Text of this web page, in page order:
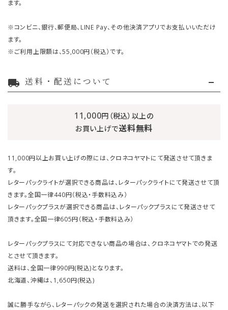
ます。
※コンビニ、銀行、郵便局、LINE Pay、その他決済アプリでお支払いいただけ
ます。
※ご利用上限額は、55,000円（税込）です。
local_shipping 送料・配送について
11,000円（税込）以上の
お買い上げで送料無料
11,000円以上お買い上げの際には、クロネコヤマトにて発送させて頂きま
す。
レターパックライトが選択できる商品は、レターパックライトにて発送させて頂
きます。全国一律440円（税込・手数料込み）
レターパックプラスが選択できる商品は、レターパックプラスにて発送させて
頂きます。全国一律605円（税込・手数料込み）
レターパックプラスにて対応できない商品の場合は、クロネコヤマトでの発送
とさせて頂きます。
送料は、全国一律990円(税込)となります。
北海道、沖縄は、1,650円(税込)
誠に勝手ながら、レターパックの発送を選択された場合の決済方法は、以下